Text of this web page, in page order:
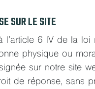
SUR LE SITE
l’article 6 IV de la loi
physique ou
sur notre site
de réponse, sans